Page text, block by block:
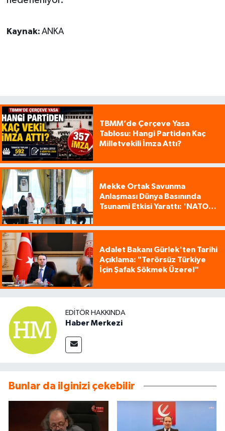
Kaynak: ANKA
TBMM’de Çerçeve Yasa
Tablosu: Hangi Partiden Kaç
Milletvekili İmza Attı?
Mekke Ortak Savunma
Anlaşması Dünya Basınında
Tsunami Etkisi Yarattı: 'NATO
Adalet Bakanı Gürlek'ten Tarihi
Açıklama: "Terörsüz Türkiye
İçin Şafak Sökmek Üzere!"
EDITÖR HAKKINDA
Haber Merkezi
Bunlar da ilginizi çekebilir